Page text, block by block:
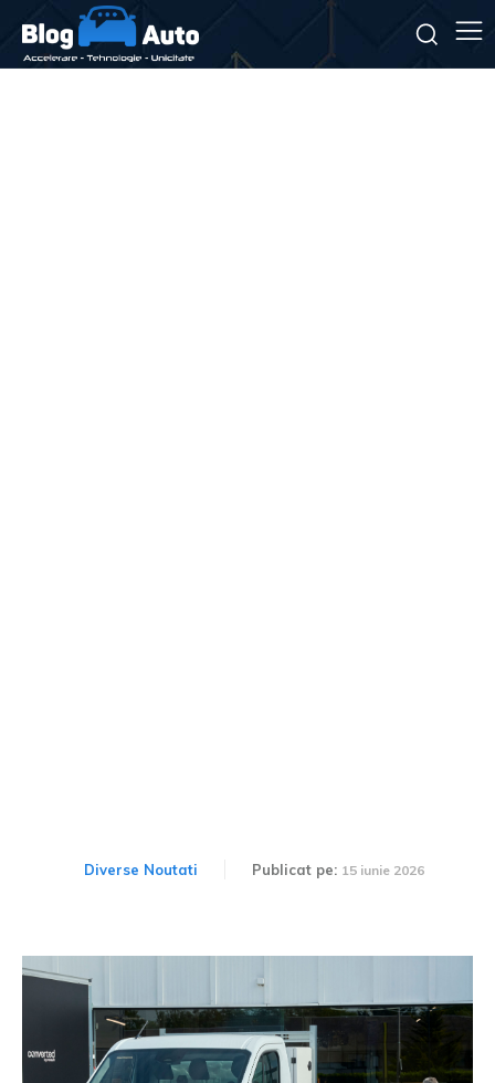
Diverse Noutati Publicat pe: 15 iunie 2026